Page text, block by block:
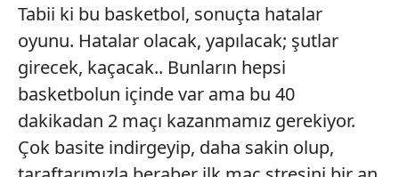
Tabii ki bu basketbol, sonuçta hatalar
oyunu. Hatalar olacak, yapılacak; şutlar
girecek, kaçacak.. Bunların hepsi
basketbolun içinde var ama bu 40
dakikadan 2 maçı kazanmamız gerekiyor.
Çok basite indirgeyip, daha sakin olup,